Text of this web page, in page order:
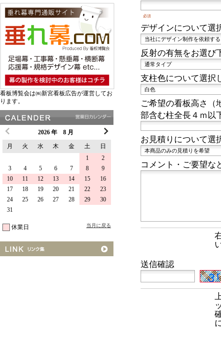
必須
デザインについて選
反射の有無をお選び
支柱色について選択
ご希望の看板高さ
部含む柱全長４ｍ以
お見積りについて選
コメント・ご要望な
送信確認
看板博覧会は㈱新宮看板広告が運営してお
ります。
2026 年 8 月
月
火 水 木 金 土
日
1
2
3
4 5 6 7 8
9
10
11 12 13 14 15
16
17
18 19 20 21 22
23
24
25 26 27 28 29
30
31
休業日 当月に戻る